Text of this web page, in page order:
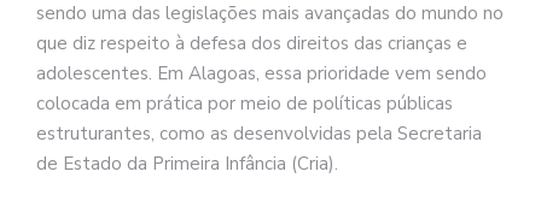
sendo uma das legislações mais avançadas do mundo no
que diz respeito à defesa dos direitos das crianças e
adolescentes. Em Alagoas, essa prioridade vem sendo
colocada em prática por meio de políticas públicas
estruturantes, como as desenvolvidas pela Secretaria
de Estado da Primeira Infância (Cria).